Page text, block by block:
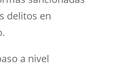
delitos en
a nivel